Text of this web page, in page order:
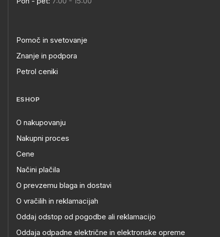
Pomoč in svetovanje
Znanje in podpora
Petrol ceniki
ESHOP
O nakupovanju
Nakupni proces
Cene
Načini plačila
O prevzemu blaga in dostavi
O vračilih in reklamacijah
Oddaj odstop od pogodbe ali reklamacijo
Oddaja odpadne električne in elektronske opreme